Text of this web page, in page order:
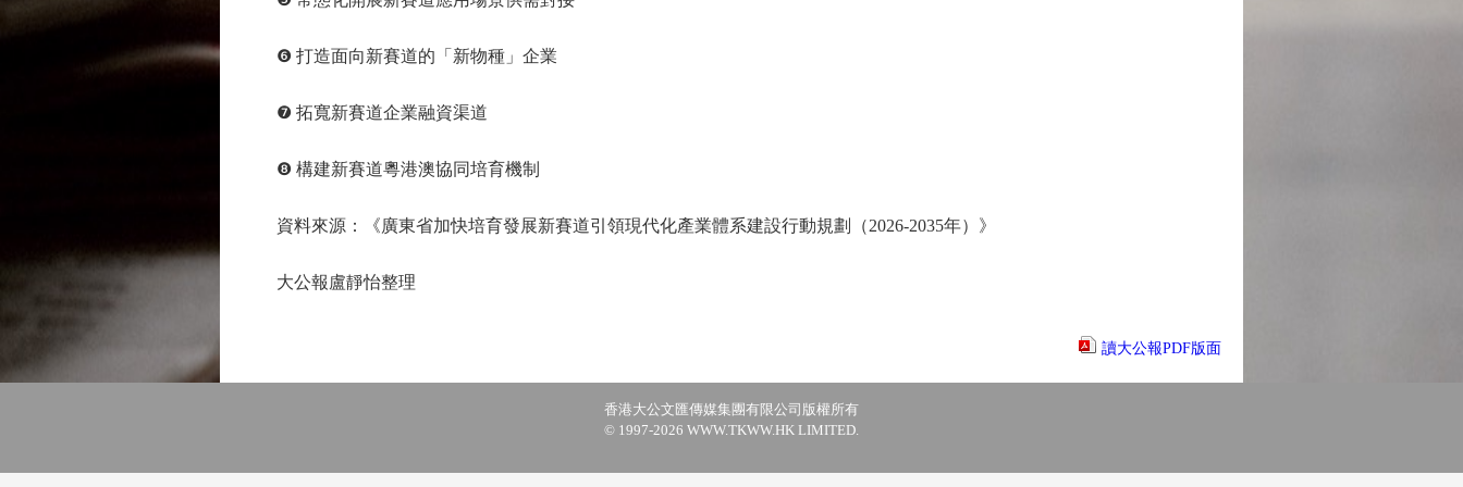
❻ 打造面向新賽道的「新物種」企業
❼ 拓寬新賽道企業融資渠道
❽ 構建新賽道粵港澳協同培育機制
資料來源：《廣東省加快培育發展新賽道引領現代化產業體系建設行動規劃（2026-2035年）》
大公報盧靜怡整理
讀大公報PDF版面
香港大公文匯傳媒集團有限公司版權所有
© 1997-2026 WWW.TKWW.HK LIMITED.